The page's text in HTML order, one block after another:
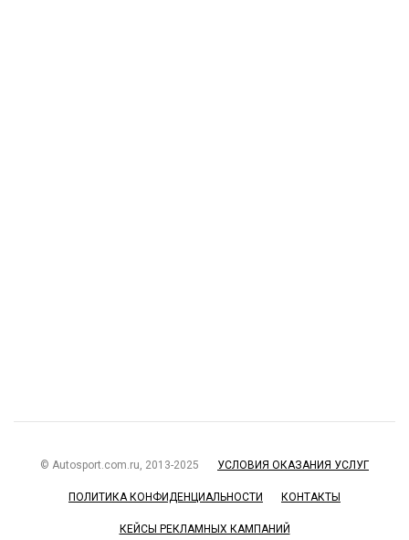
© Autosport.com.ru, 2013-2025 УСЛОВИЯ ОКАЗАНИЯ УСЛУГ
ПОЛИТИКА КОНФИДЕНЦИАЛЬНОСТИ КОНТАКТЫ
КЕЙСЫ РЕКЛАМНЫХ КАМПАНИЙ